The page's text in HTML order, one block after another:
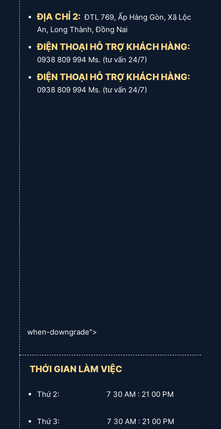
ĐỊA CHỈ 2: ĐTL 769, Ấp Hàng Gòn, Xã Lộc
An, Long Thành, Đồng Nai
ĐIỆN THOẠI HỖ TRỢ KHÁCH HÀNG:
0938 809 994 Ms. (tư vấn 24/7)
ĐIỆN THOẠI HỖ TRỢ KHÁCH HÀNG:
0938 809 994 Ms. (tư vấn 24/7)
when-downgrade">
THỚI GIAN LÀM VIỆC
Thứ 2: 7 30 AM : 21 00 PM
Thứ 3: 7 30 AM : 21 00 PM